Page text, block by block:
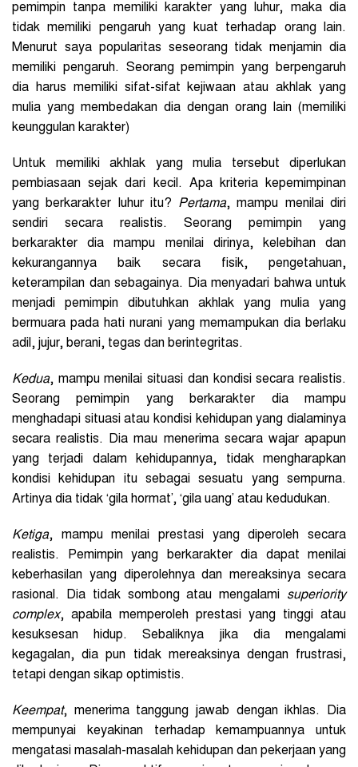
pemimpin tanpa memiliki karakter yang luhur, maka dia
tidak memiliki pengaruh yang kuat terhadap orang lain.
Menurut saya popularitas seseorang tidak menjamin dia
memiliki pengaruh. Seorang pemimpin yang berpengaruh
dia harus memiliki sifat-sifat kejiwaan atau akhlak yang
mulia yang membedakan dia dengan orang lain (memiliki
keunggulan karakter)
Untuk memiliki akhlak yang mulia tersebut diperlukan
pembiasaan sejak dari kecil. Apa kriteria kepemimpinan
yang berkarakter luhur itu? Pertama, mampu menilai diri
sendiri secara realistis. Seorang pemimpin yang
berkarakter dia mampu menilai dirinya, kelebihan dan
kekurangannya baik secara fisik, pengetahuan,
keterampilan dan sebagainya. Dia menyadari bahwa untuk
menjadi pemimpin dibutuhkan akhlak yang mulia yang
bermuara pada hati nurani yang memampukan dia berlaku
adil, jujur, berani, tegas dan berintegritas.
Kedua, mampu menilai situasi dan kondisi secara realistis.
Seorang pemimpin yang berkarakter dia mampu
menghadapi situasi atau kondisi kehidupan yang dialaminya
secara realistis. Dia mau menerima secara wajar apapun
yang terjadi dalam kehidupannya, tidak mengharapkan
kondisi kehidupan itu sebagai sesuatu yang sempurna.
Artinya dia tidak ‘gila hormat’, ‘gila uang’ atau kedudukan.
Ketiga, mampu menilai prestasi yang diperoleh secara
realistis. Pemimpin yang berkarakter dia dapat menilai
keberhasilan yang diperolehnya dan mereaksinya secara
rasional. Dia tidak sombong atau mengalami superiority
complex, apabila memperoleh prestasi yang tinggi atau
kesuksesan hidup. Sebaliknya jika dia mengalami
kegagalan, dia pun tidak mereaksinya dengan frustrasi,
tetapi dengan sikap optimistis.
Keempat, menerima tanggung jawab dengan ikhlas. Dia
mempunyai keyakinan terhadap kemampuannya untuk
mengatasi masalah-masalah kehidupan dan pekerjaan yang